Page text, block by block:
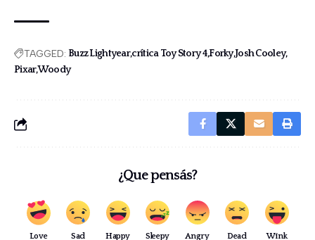
TAGGED: Buzz Lightyearcrítica Toy Story 4ForkyJosh Cooley
PixarWoody
¿Que pensás?
Love Sad Happy Sleepy Angry Dead Wink